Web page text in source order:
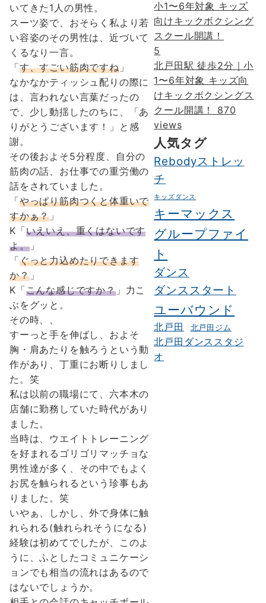
いてきた1人の男性。
スーツ姿で、おそらく私より若
い容姿のその男性は、近づいて
くるなり一言。
「す、すごい筋肉ですね」
なかなかティッシュ配りの際に
は、言われない言葉だったの
で、少し動揺したのちに、「あ
りがとうございます！」と感
謝。
その後およそ5分程度、自分の
筋肉の話、お仕事での重労働の
話をされていました。
「やっぱり筋肉つくと体重いで
すかぁ？ 」
K「いえいえ、重くはないです
よ。」
「ぐっと力込めたりできます
か？」
K「こんな感じですか？」力こ
ぶをグッと。
その時、、
すーっと手を伸ばし、およそ
胸・肩あたりを触ろうという動
作があり、丁重にお断りしまし
た。笑
私は以前の職場にて、六本木の
店舗に勤務していた時代があり
ました。
当時は、ウエイトトレーニング
を好まれるゴリゴリマッチョな
男性達が多く、その中でもよく
お尻を触られるという珍事もあ
りました。笑
いやぁ、しかし、外で身体に触
れられる(触れられそうになる)
経験は初めてでしたが、このよ
うに、ふとしたコミュニケーシ
ョンでも相当の流れはあるので
はないでしょうか。
5
北戸田駅 徒歩2分｜小
1〜6年対象 キッズ向
けキックボクシングス
クール開講！ 870
views
人気タグ
Rebodyストレッ
チ
キッズダンス
キーマックス
グループファイ
ト
ダンス
ダンススタート
ユーバウンド
北戸田 北戸田ジム
北戸田ダンススタジ
オ